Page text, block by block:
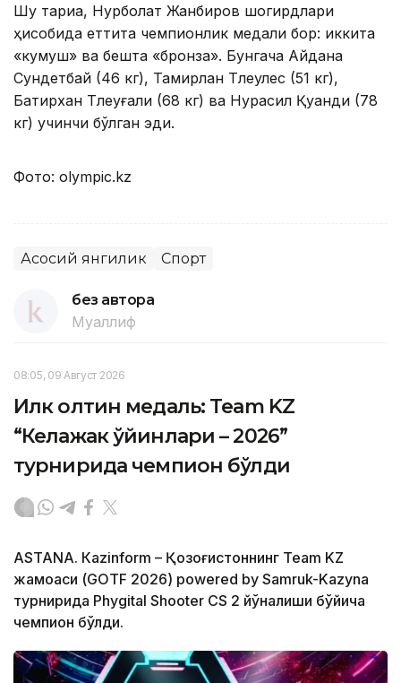
Шу тариқа, Нурболат Жанбиров шогирдлари
ҳисобида еттита чемпионлик медали бор: иккита
«кумуш» ва бешта «бронза». Бунгача Айдана
Сундетбай (46 кг), Тамирлан Тлеулес (51 кг),
Батирхан Тлеуғали (68 кг) ва Нурасил Қуандиқ (78
кг) учинчи бўлган эди.
Фото: olympic.kz
Асосий янгилик Спорт
без автора
Муаллиф
08:05, 09 Август 2026
Илк олтин медаль: Team KZ
“Келажак ўйинлари – 2026”
турнирида чемпион бўлди
ASTANА. Кazinform – Қозоғистоннинг Team KZ
жамоаси (GOTF 2026) powered by Samruk-Kazyna
турнирида Phygital Shooter CS 2 йўналиши бўйича
чемпион бўлди.